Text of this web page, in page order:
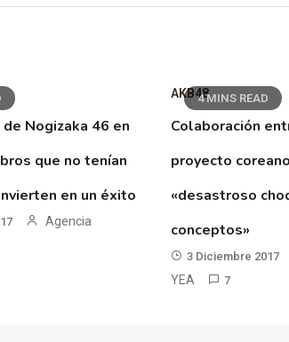
Nogizaka 46 en
que no tenían
en un éxito
Agencia
4 MINS READ
AKB48
Colaboración
proyecto
«desastroso
conceptos»
3 Diciembre 2017
YEA
7